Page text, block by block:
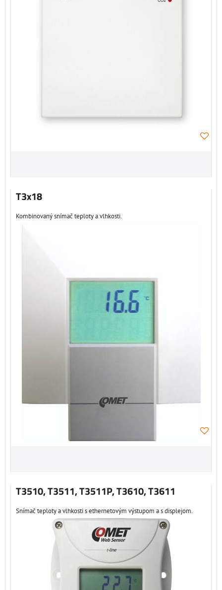
T3x18
Kombinovaný snímač teploty a vlhkosti.
T3510, T3511, T3511P, T3610, T3611
Snímač teploty a vlhkosti s ethernetovým výstupom a s displejom.